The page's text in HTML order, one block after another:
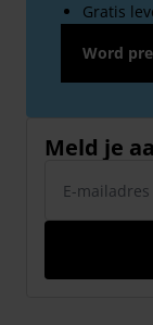
Gratis
Word
Meld je